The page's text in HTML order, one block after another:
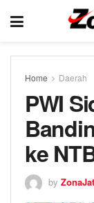
Home Daerah
PWI
ke
by